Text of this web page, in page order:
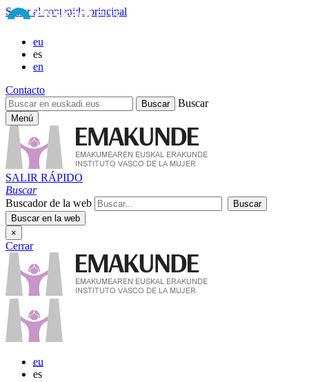
Saltar al contenido principal
eu
es
en
Contacto
Buscar
Menú
SALIR RÁPIDO
Buscar
Buscador de la web
×
Cerrar
eu
es